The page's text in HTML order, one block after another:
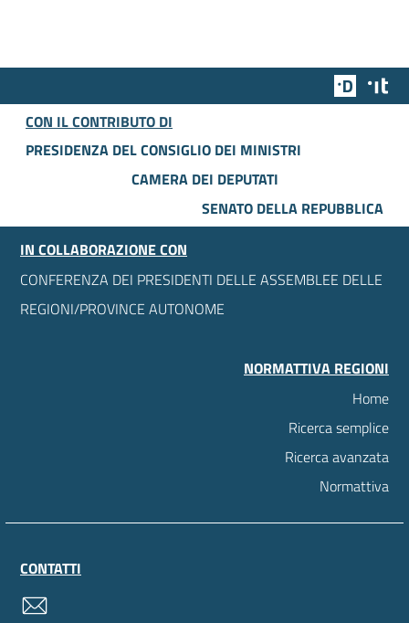
Team
CON IL CONTRIBUTO DI
PRESIDENZA DEL CONSIGLIO DEI MINISTRI
CAMERA DEI DEPUTATI
SENATO DELLA REPUBBLICA
IN COLLABORAZIONE CON
CONFERENZA DEI PRESIDENTI DELLE ASSEMBLEE DELLE
REGIONI/PROVINCE AUTONOME
NORMATTIVA REGIONI
Home
Ricerca semplice
Ricerca avanzata
Normattiva
CONTATTI